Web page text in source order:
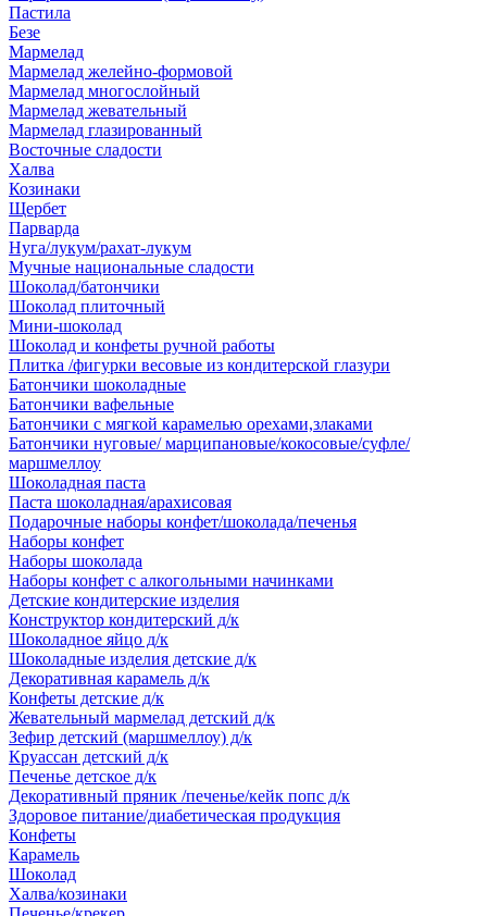
Пастила
Безе
Мармелад
Мармелад желейно-формовой
Мармелад многослойный
Мармелад жевательный
Мармелад глазированный
Восточные сладости
Халва
Козинаки
Щербет
Парварда
Нуга/лукум/рахат-лукум
Мучные национальные сладости
Шоколад/батончики
Шоколад плиточный
Мини-шоколад
Шоколад и конфеты ручной работы
Плитка /фигурки весовые из кондитерской глазури
Батончики шоколадные
Батончики вафельные
Батончики с мягкой карамелью орехами,злаками
Батончики нуговые/ марципановые/кокосовые/суфле/
маршмеллоу
Шоколадная паста
Паста шоколадная/арахисовая
Подарочные наборы конфет/шоколада/печенья
Наборы конфет
Наборы шоколада
Наборы конфет с алкогольными начинками
Детские кондитерские изделия
Конструктор кондитерский д/к
Шоколадное яйцо д/к
Шоколадные изделия детские д/к
Декоративная карамель д/к
Конфеты детские д/к
Жевательный мармелад детский д/к
Зефир детский (маршмеллоу) д/к
Круассан детский д/к
Печенье детское д/к
Декоративный пряник /печенье/кейк попс д/к
Здоровое питание/диабетическая продукция
Конфеты
Карамель
Шоколад
Халва/козинаки